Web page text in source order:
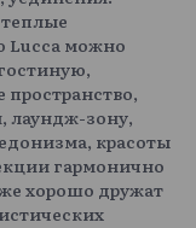
07 Kilimanjaro 08
74 800 ₽
можно
лаундж-зону,
красоты
гармонично
хорошо дружат